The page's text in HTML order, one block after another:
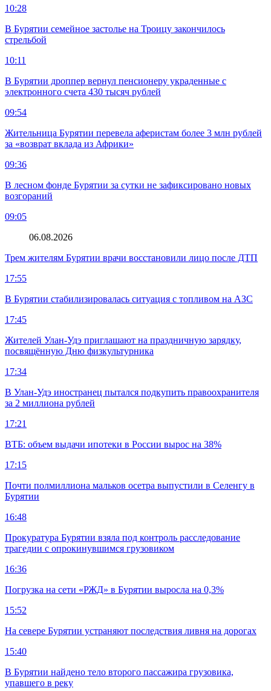
10:28
В Бурятии семейное застолье на Троицу закончилось
стрельбой
10:11
В Бурятии дроппер вернул пенсионеру украденные с
электронного счета 430 тысяч рублей
09:54
Жительница Бурятии перевела аферистам более 3 млн рублей
за «возврат вклада из Африки»
09:36
В лесном фонде Бурятии за сутки не зафиксировано новых
возгораний
09:05
06.08.2026
Трем жителям Бурятии врачи восстановили лицо после ДТП
17:55
В Бурятии стабилизировалась ситуация с топливом на АЗС
17:45
Жителей Улан-Удэ приглашают на праздничную зарядку,
посвящённую Дню физкультурника
17:34
В Улан-Удэ иностранец пытался подкупить правоохранителя
за 2 миллиона рублей
17:21
ВТБ: объем выдачи ипотеки в России вырос на 38%
17:15
Почти полмиллиона мальков осетра выпустили в Селенгу в
Бурятии
16:48
Прокуратура Бурятии взяла под контроль расследование
трагедии с опрокинувшимся грузовиком
16:36
Погрузка на сети «РЖД» в Бурятии выросла на 0,3%
15:52
На севере Бурятии устраняют последствия ливня на дорогах
15:40
В Бурятии найдено тело второго пассажира грузовика,
упавшего в реку